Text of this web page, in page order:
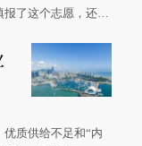
了这个志愿，还真
知书。
质供给不足和“内